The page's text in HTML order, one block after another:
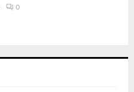
0